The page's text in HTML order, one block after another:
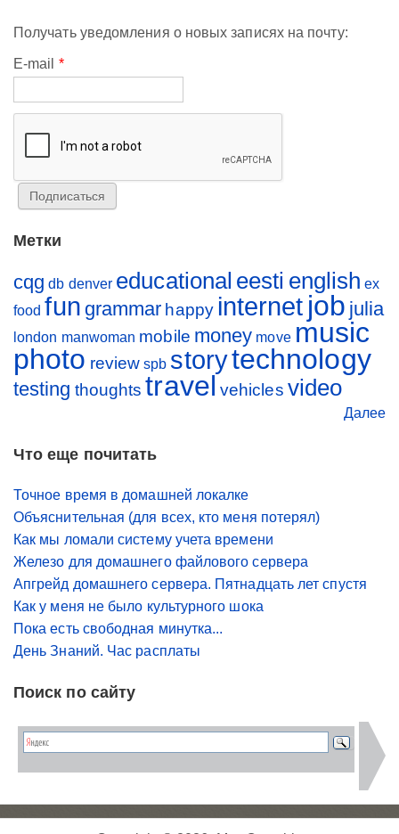
Получать уведомления о новых записях на почту:
E-mail *
Метки
cqg db denver educational eesti english ex
food fun grammar happy internet job julia
london manwoman mobile money move music
photo review spb storytechnology
testing thoughts travel vehicles video
Далее
Что еще почитать
Точное время в домашней локалке
Объяснительная (для всех, кто меня потерял)
Как мы ломали систему учета времени
Железо для домашнего файлового сервера
Апгрейд домашнего сервера. Пятнадцать лет спустя
Как у меня не было культурного шока
Пока есть свободная минутка...
День Знаний. Час расплаты
Поиск по сайту